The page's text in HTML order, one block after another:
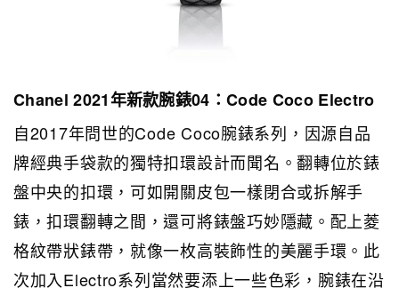
Chanel 2021年新款腕錶04：Code Coco Electro
自2017年問世的Code Coco腕錶系列，因源自品
牌經典手袋款的獨特扣環設計而聞名。翻轉位於錶
盤中央的扣環，可如開關皮包一樣閉合或拆解手
錶，扣環翻轉之間，還可將錶盤巧妙隱藏。配上菱
格紋帶狀錶帶，就像一枚高裝飾性的美麗手環。此
次加入Electro系列當然要添上一些色彩，腕錶在沿